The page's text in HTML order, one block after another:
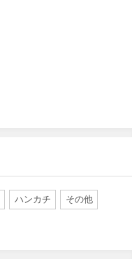
ハンカチ その他